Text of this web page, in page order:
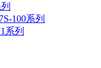
100系列
系列